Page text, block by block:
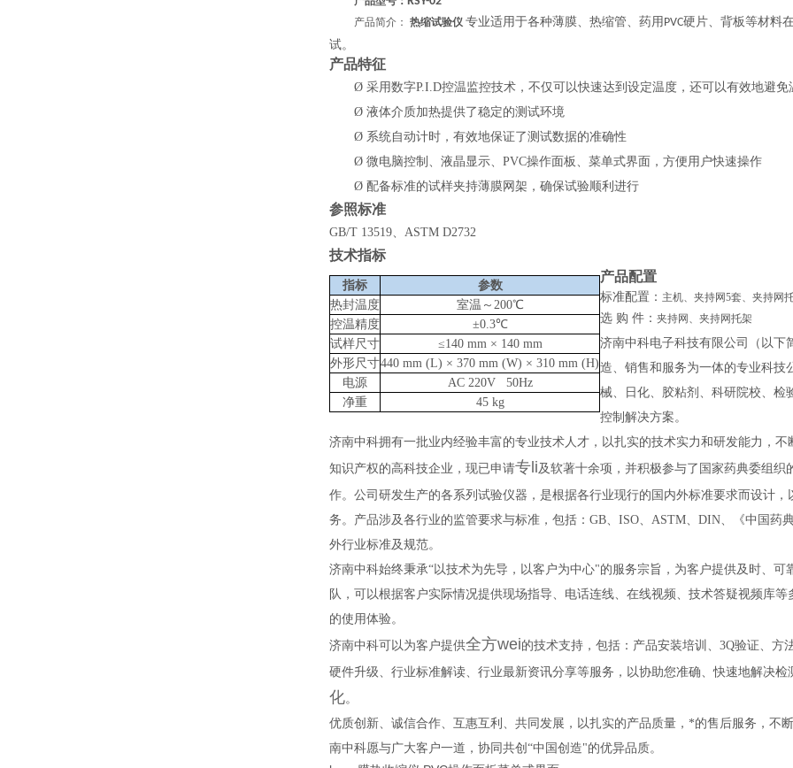
产品简介： 热缩试验仪 专业适用于各种薄膜、热缩管、药用 PVC硬片、背板等材料
试。
产品特征
Ø 采用数字P.I.D控温监控技术，不仅可以快速达到设定温度，还可以有效地避免
Ø 液体介质加热提供了稳定的测试环境
Ø 系统自动计时，有效地保证了测试数据的准确性
Ø 微电脑控制、液晶显示、PVC操作面板、菜单式界面，方便用户快速操作
Ø 配备标准的试样夹持薄膜网架，确保试验顺利进行
参照标准
GB/T 13519、ASTM D2732
技术指标
指标
参数
热封温度
室温～200℃
控温精度
±0.3℃
试样尺寸
≤140 mm × 140 mm
外形尺寸440 mm (L) × 370 mm (W) × 310 mm (H)
电源
AC 220V 50Hz
净重
45 kg
产品配置
标准配置： 主机、夹持网5套、夹持网
选 购 件： 夹持网、夹持网托架
济南中科电子科技有限公司（以下
造、销售和服务为一体的专业科技
械、日化、胶粘剂、科研院校、检
控制解决方案。
济南中科拥有一批业内经验丰富的专业技术人才，以扎实的技术实力和研发能力，
知识产权的高科技企业，现已申请专li及软著十余项，并积极参与了国家药典委组
作。公司研发生产的各系列试验仪器，是根据各行业现行的国内外标准要求而设计，
务。产品涉及各行业的监管要求与标准，包括：GB、ISO、ASTM、DIN、《中国药
外行业标准及规范。
济南中科始终秉承“以技术为先导，以客户为中心"的服务宗旨，为客户提供及时、
队，可以根据客户实际情况提供现场指导、电话连线、在线视频、技术答疑视频库
的使用体验。
济南中科可以为客户提供全方wei的技术支持，包括：产品安装培训、3Q验证、
硬件升级、行业标准解读、行业最新资讯分享等服务，以协助您准确、快速地解决
化。
优质创新、诚信合作、互惠互利、共同发展，以扎实的产品质量，*的售后服务，不
南中科愿与广大客户一道，协同共创“中国创造"的优异品质。